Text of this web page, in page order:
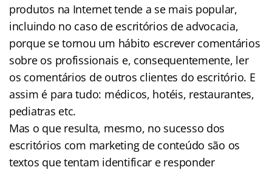
produtos na Internet tende a se mais popular,
incluindo no caso de escritórios de advocacia,
porque se tornou um hábito escrever comentários
sobre os profissionais e, consequentemente, ler
os comentários de outros clientes do escritório. E
assim é para tudo: médicos, hotéis, restaurantes,
pediatras etc.
Mas o que resulta, mesmo, no sucesso dos
escritórios com marketing de conteúdo são os
textos que tentam identificar e responder